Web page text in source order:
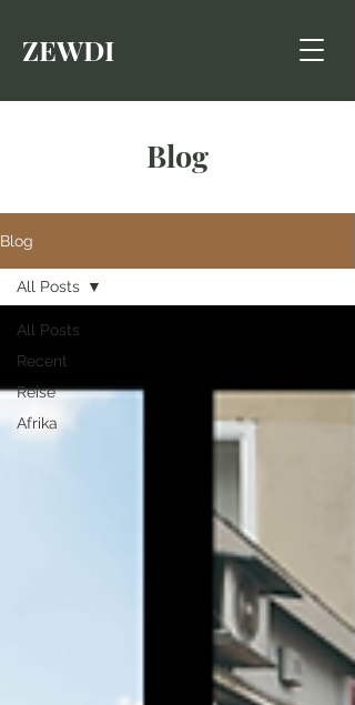
ZEWDI
Blog
Blog
All Posts
Recent
Reise
Afrika
All Posts